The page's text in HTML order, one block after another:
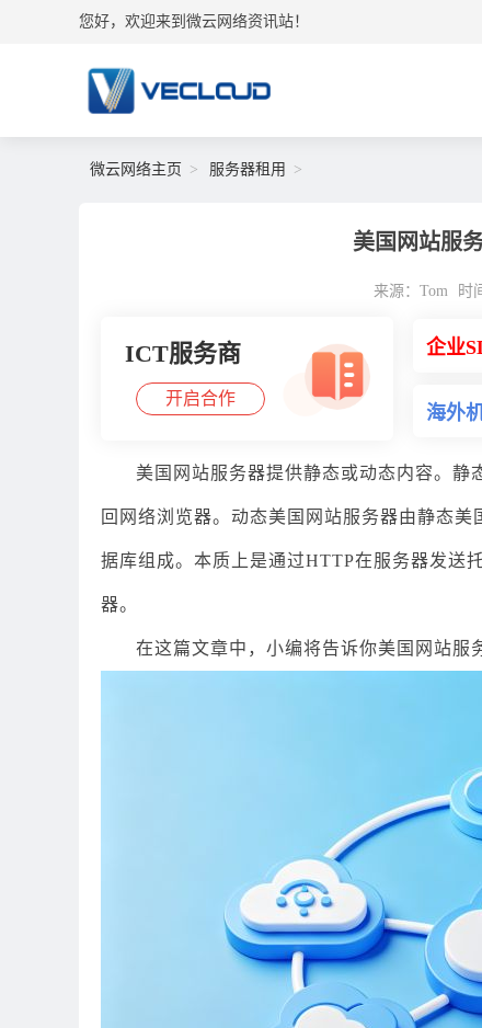
您好，欢迎来到微云网络资讯站！
微云网络主页 服务器租用
美国网站服
来源：Tom 时
ICT服务商
开启合作
企业
海外
美国网站服务器提供静态或动态内容。
回网络浏览器。动态美国网站服务器由静态
据库组成。本质上是通过HTTP在服务器发送
器。
在这篇文章中，小编将告诉你美国网站服